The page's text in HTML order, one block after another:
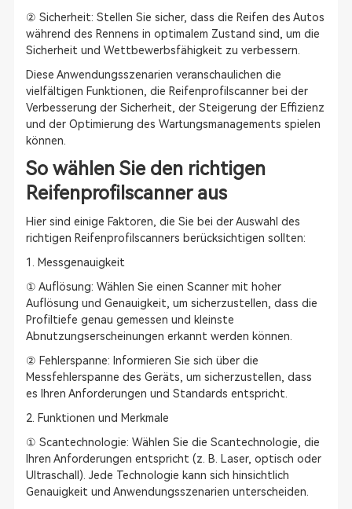
② Sicherheit: Stellen Sie sicher, dass die Reifen des Autos
während des Rennens in optimalem Zustand sind, um die
Sicherheit und Wettbewerbsfähigkeit zu verbessern.
Diese Anwendungsszenarien veranschaulichen die
vielfältigen Funktionen, die Reifenprofilscanner bei der
Verbesserung der Sicherheit, der Steigerung der Effizienz
und der Optimierung des Wartungsmanagements spielen
können.
So wählen Sie den richtigen
Reifenprofilscanner aus
Hier sind einige Faktoren, die Sie bei der Auswahl des
richtigen Reifenprofilscanners berücksichtigen sollten:
1. Messgenauigkeit
① Auflösung: Wählen Sie einen Scanner mit hoher
Auflösung und Genauigkeit, um sicherzustellen, dass die
Profiltiefe genau gemessen und kleinste
Abnutzungserscheinungen erkannt werden können.
② Fehlerspanne: Informieren Sie sich über die
Messfehlerspanne des Geräts, um sicherzustellen, dass
es Ihren Anforderungen und Standards entspricht.
2. Funktionen und Merkmale
① Scantechnologie: Wählen Sie die Scantechnologie, die
Ihren Anforderungen entspricht (z. B. Laser, optisch oder
Ultraschall). Jede Technologie kann sich hinsichtlich
Genauigkeit und Anwendungsszenarien unterscheiden.